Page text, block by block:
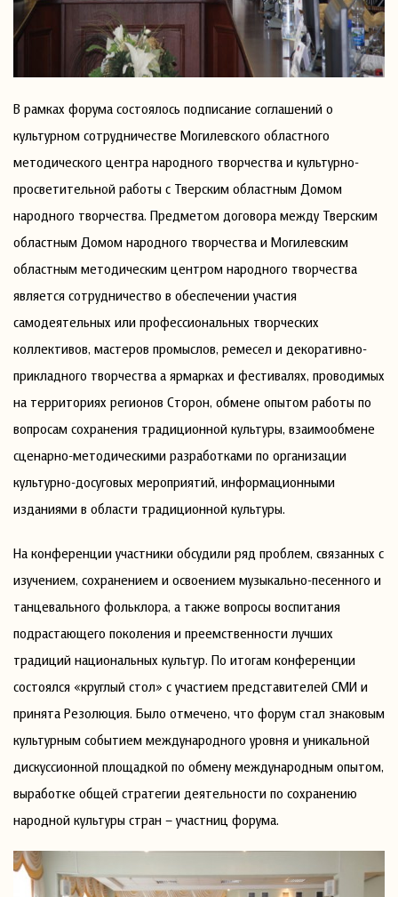
В рамках форума состоялось подписание соглашений о
культурном сотрудничестве Могилевского областного
методического центра народного творчества и культурно-
просветительной работы с Тверским областным Домом
народного творчества. Предметом договора между Тверским
областным Домом народного творчества и Могилевским
областным методическим центром народного творчества
является сотрудничество в обеспечении участия
самодеятельных или профессиональных творческих
коллективов, мастеров промыслов, ремесел и декоративно-
прикладного творчества а ярмарках и фестивалях, проводимых
на территориях регионов Сторон, обмене опытом работы по
вопросам сохранения традиционной культуры, взаимообмене
сценарно-методическими разработками по организации
культурно-досуговых мероприятий, информационными
изданиями в области традиционной культуры.
На конференции участники обсудили ряд проблем, связанных с
изучением, сохранением и освоением музыкально-песенного и
танцевального фольклора, а также вопросы воспитания
подрастающего поколения и преемственности лучших
традиций национальных культур. По итогам конференции
состоялся «круглый стол» с участием представителей СМИ и
принята Резолюция. Было отмечено, что форум стал знаковым
культурным событием международного уровня и уникальной
дискуссионной площадкой по обмену международным опытом,
выработке общей стратегии деятельности по сохранению
народной культуры стран – участниц форума.